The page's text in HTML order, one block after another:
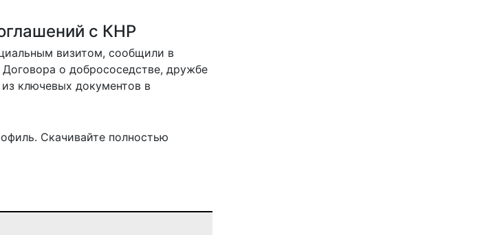
с КНР
визитом, сообщили в
о добрососедстве, дружбе
ключевых документов в
. Скачивайте полностью